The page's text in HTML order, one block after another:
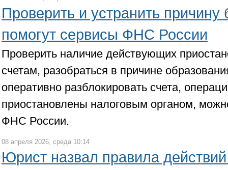
Проверить и устранить причину
помогут сервисы ФНС России
Проверить наличие действующих
счетам, разобраться в причине
оперативно разблокировать счета,
приостановлены налоговым органом,
ФНС России.
08 апреля 2026, среда 10:14
Юрист назвал правила